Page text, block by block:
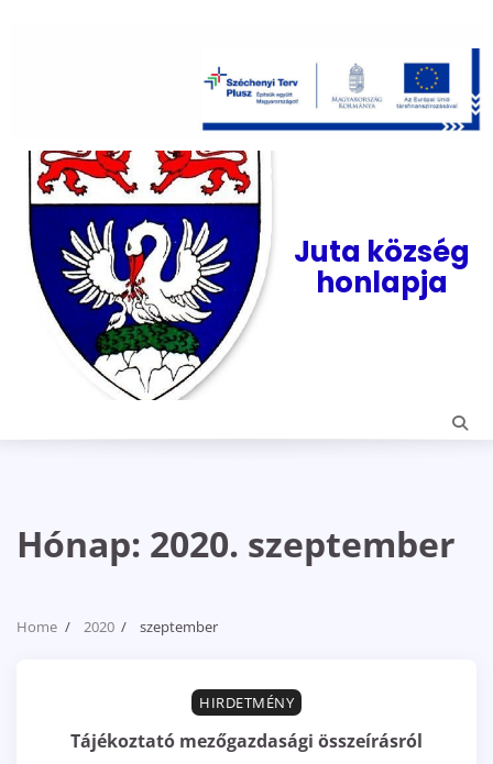
content
Juta község
honlapja
Hónap: 2020. szeptember
Home 2020 szeptember
HIRDETMÉNY
Tájékoztató mezőgazdasági összeírásról